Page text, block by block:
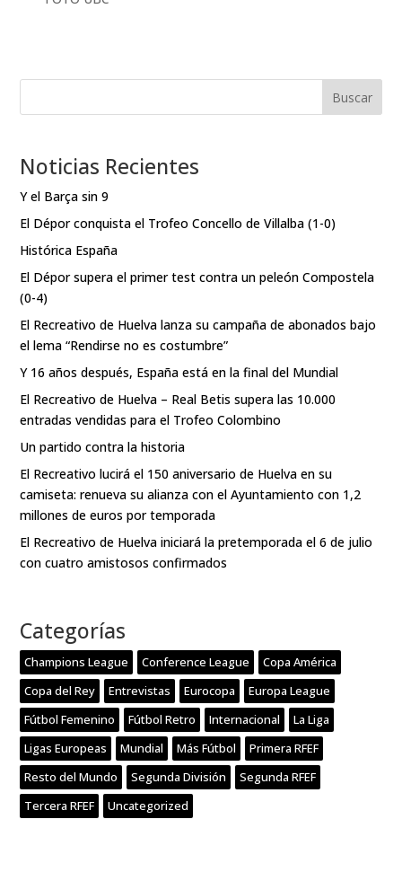
Buscar
Noticias Recientes
Y el Barça sin 9
El Dépor conquista el Trofeo Concello de Villalba (1-0)
Histórica España
El Dépor supera el primer test contra un peleón Compostela
(0-4)
El Recreativo de Huelva lanza su campaña de abonados bajo
el lema “Rendirse no es costumbre”
Y 16 años después, España está en la final del Mundial
El Recreativo de Huelva – Real Betis supera las 10.000
entradas vendidas para el Trofeo Colombino
Un partido contra la historia
El Recreativo lucirá el 150 aniversario de Huelva en su
camiseta: renueva su alianza con el Ayuntamiento con 1,2
millones de euros por temporada
El Recreativo de Huelva iniciará la pretemporada el 6 de julio
con cuatro amistosos confirmados
Categorías
Champions League Conference League
Copa América
Copa del Rey
Entrevistas Eurocopa
Europa League
Fútbol Femenino
Fútbol Retro Internacional
La Liga
Ligas Europeas
Mundial Más Fútbol
Primera RFEF
Resto del Mundo
Segunda División
Segunda RFEF
Tercera RFEF
Uncategorized